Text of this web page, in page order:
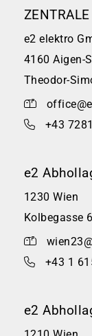
e2 elektro
4160 Aigen-
Theodor-
+43
e2
1230 Wien
Kolbegasse
+43 1
e2